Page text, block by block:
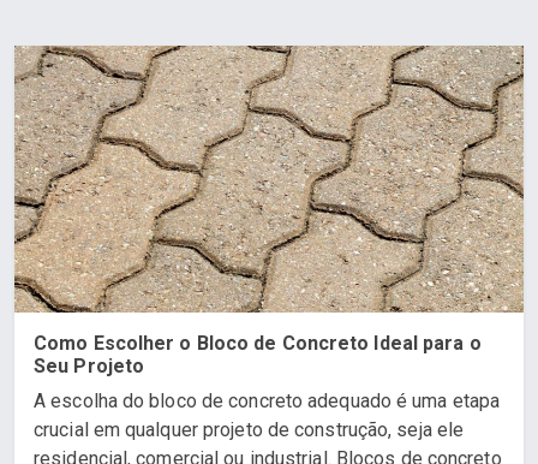
Como Escolher o Bloco de Concreto Ideal para o
Seu Projeto
A escolha do bloco de concreto adequado é uma etapa
crucial em qualquer projeto de construção, seja ele
residencial, comercial ou industrial. Blocos de concreto